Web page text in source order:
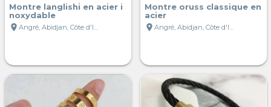
Montre langlishi en acier i
noxydable
location_on
Angré, Abidjan, Côte d'Ivoire
Montre oruss classique en
acier
location_on
Angré, Abidjan, Côte d'Ivoire